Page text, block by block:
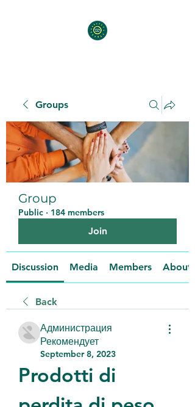
Groups
Group
Public · 184 members
Join
Discussion Media Members About
Back
Администрация
Рекомендует
September 8, 2023
Prodotti di